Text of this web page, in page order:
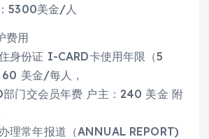
5300美金/人
费用
身份证 I-CARD卡使用年限（5
美金/每人，
部门交会员年费 户主：240 美金 附
理常年报道（ANNUAL REPORT)